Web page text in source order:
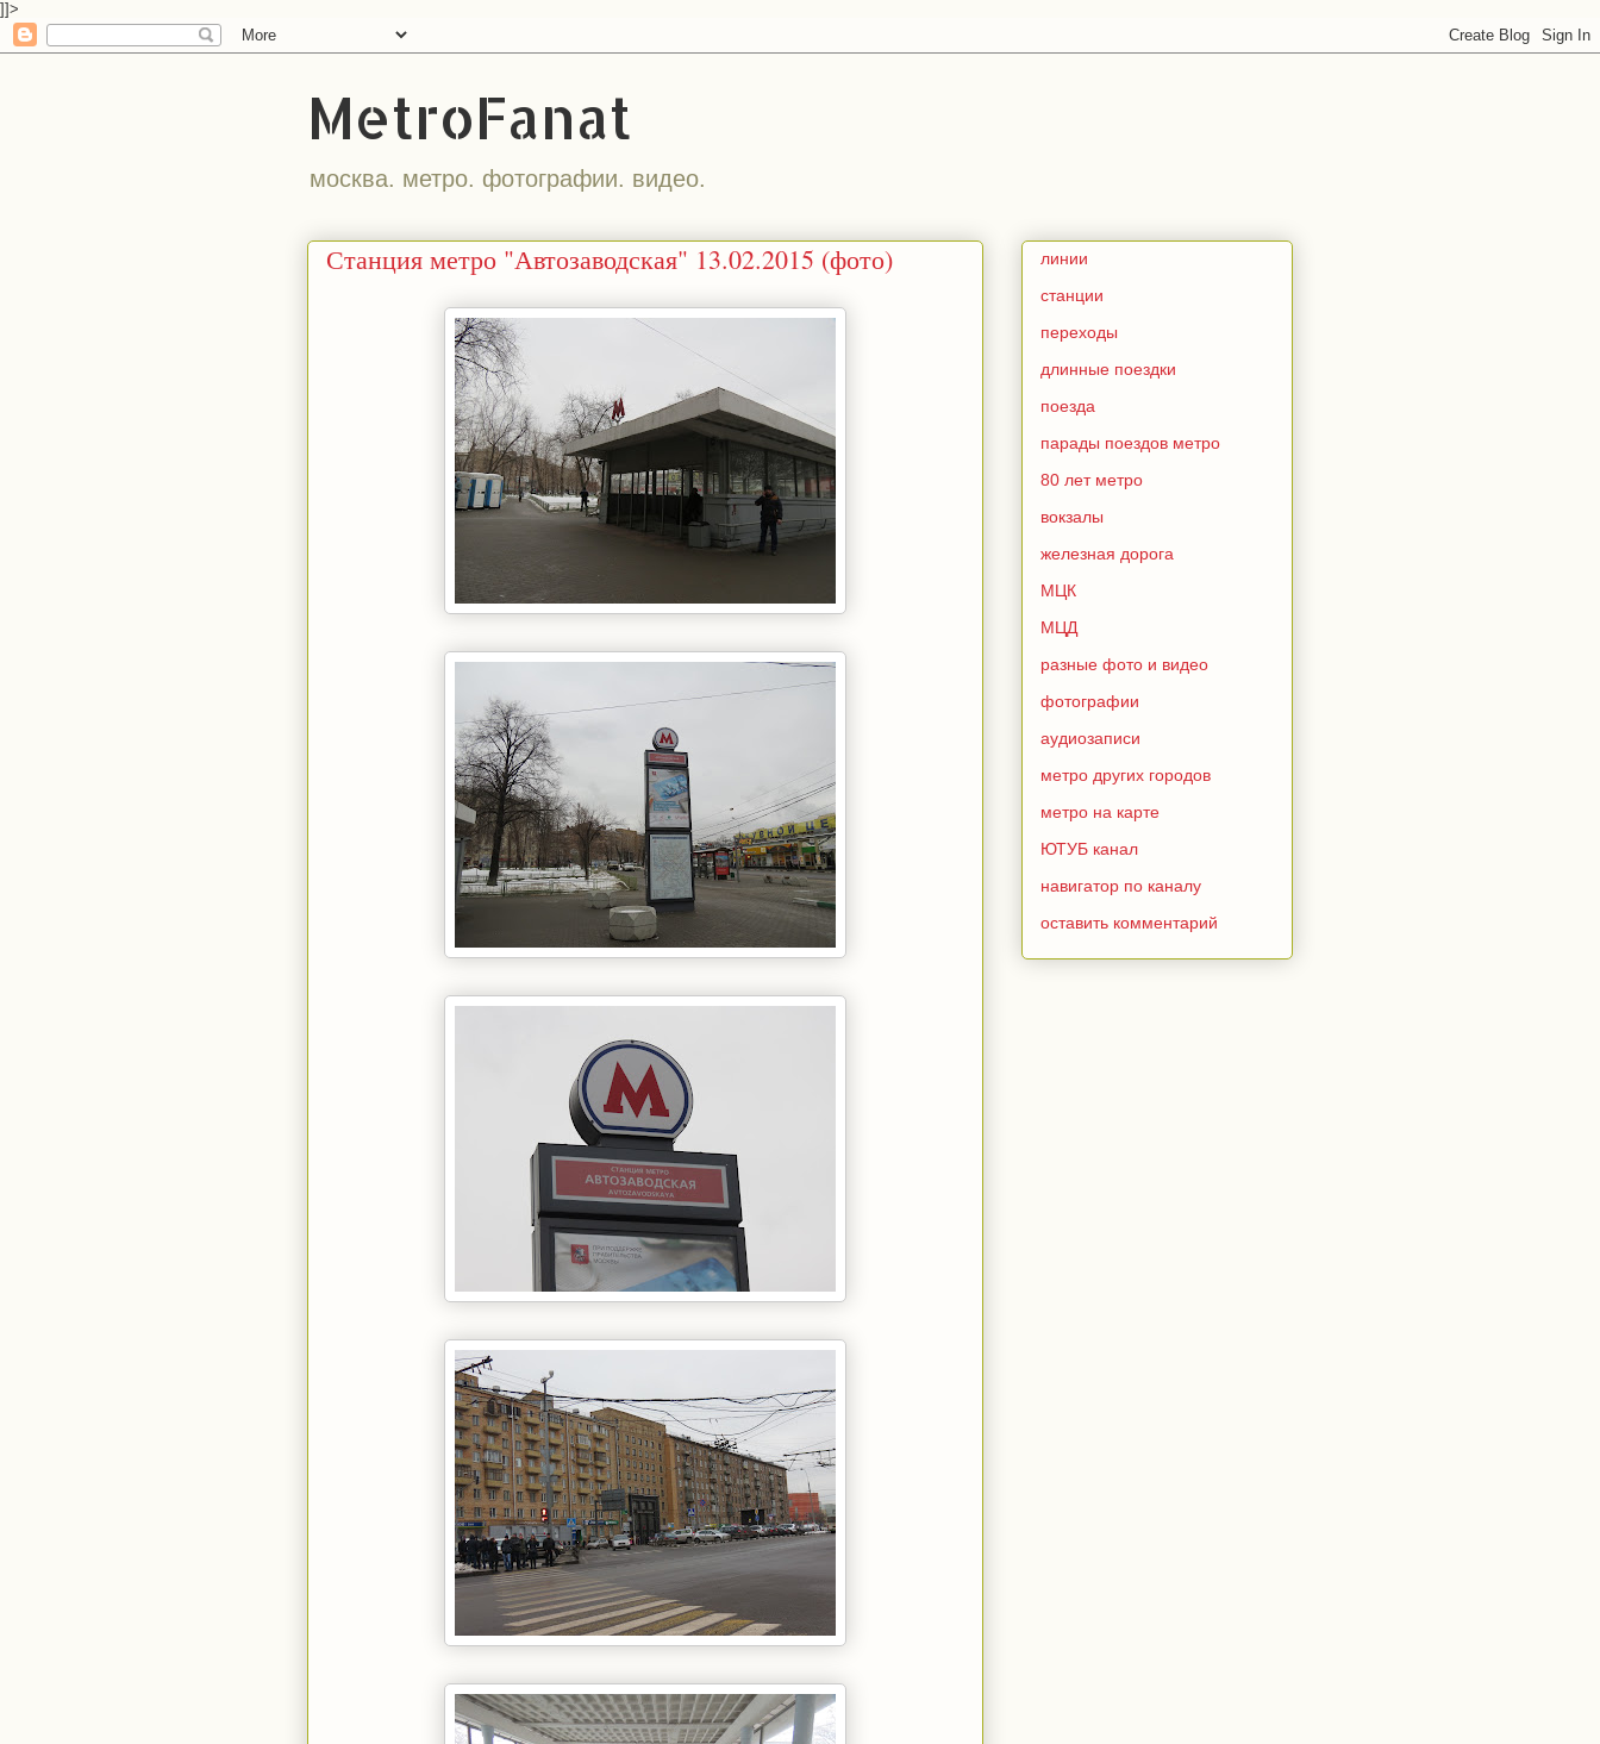
]]>
MetroFanat
москва. метро. фотографии. видео.
Станция метро "Автозаводская" 13.02.2015 (фото)
линии
станции
переходы
длинные поездки
поезда
парады поездов метро
80 лет метро
вокзалы
железная дорога
МЦК
МЦД
разные фото и видео
фотографии
аудиозаписи
метро других городов
метро на карте
ЮТУБ канал
навигатор по каналу
оставить комментарий